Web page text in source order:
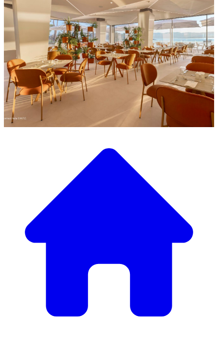
Descubra a nossa ampla seleção de mobiliário de design
Nosso Catálogo de
Mobiliário
temos tudo o que precisa para criar o ambiente perfeito.